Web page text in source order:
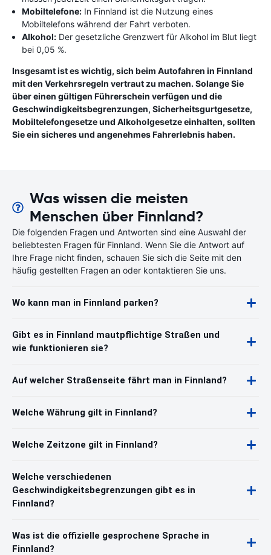
Mobiltelefone: In Finnland ist die Nutzung eines
Mobiltelefons während der Fahrt verboten.
Alkohol: Der gesetzliche Grenzwert für Alkohol im Blut liegt
bei 0,05 %.
Insgesamt ist es wichtig, sich beim Autofahren in Finnland
mit den Verkehrsregeln vertraut zu machen. Solange Sie
über einen gültigen Führerschein verfügen und die
Geschwindigkeitsbegrenzungen, Sicherheitsgurtgesetze,
Mobiltelefongesetze und Alkoholgesetze einhalten, sollten
Sie ein sicheres und angenehmes Fahrerlebnis haben.
Was wissen die meisten
Menschen über Finnland?
Die folgenden Fragen und Antworten sind eine Auswahl der
beliebtesten Fragen für Finnland. Wenn Sie die Antwort auf
Ihre Frage nicht finden, schauen Sie sich die Seite mit den
häufig gestellten Fragen an oder kontaktieren Sie uns.
Wo kann man in Finnland parken?
Gibt es in Finnland mautpflichtige Straßen und
wie funktionieren sie?
Auf welcher Straßenseite fährt man in Finnland?
Welche Währung gilt in Finnland?
Welche Zeitzone gilt in Finnland?
Welche verschiedenen
Geschwindigkeitsbegrenzungen gibt es in
Finnland?
Was ist die offizielle gesprochene Sprache in
Finnland?